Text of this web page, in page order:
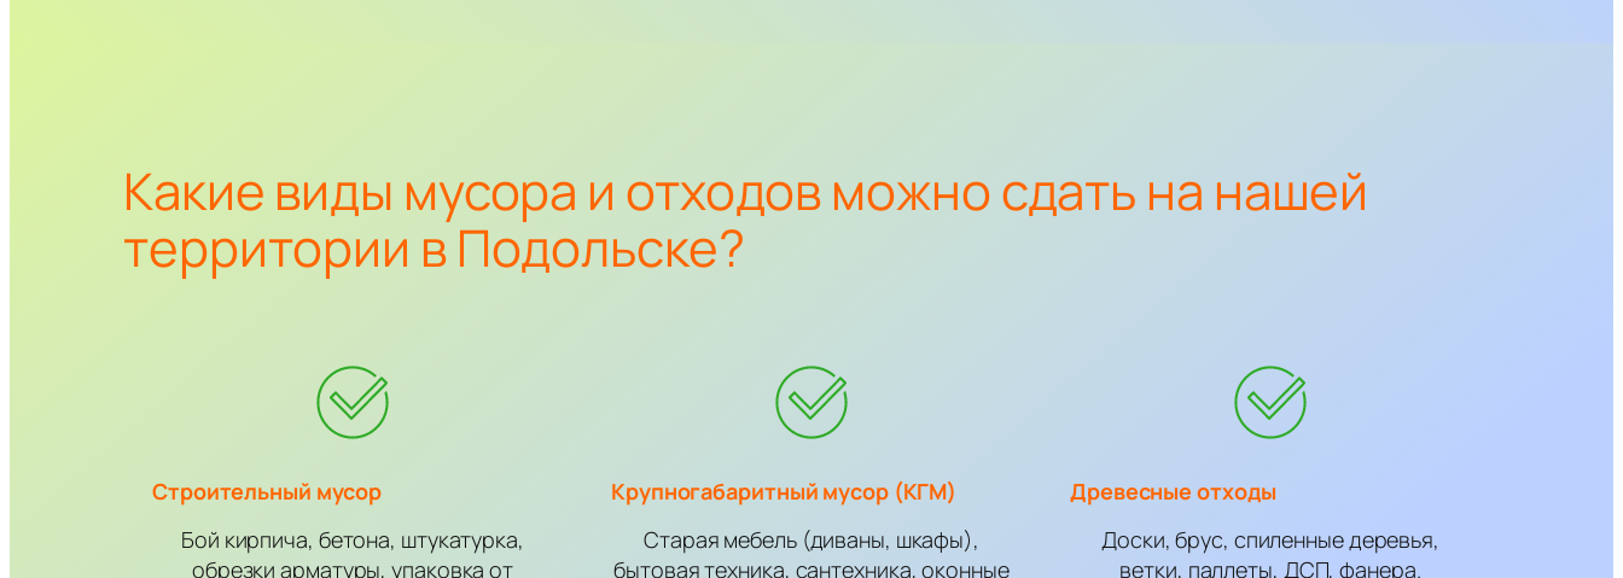
Какие виды мусора и отходов можно сдать на нашей
территории в Подольске?
Строительный мусор
Бой кирпича, бетона, штукатурка,
обрезки арматуры, упаковка от
Крупногабаритный мусор (КГМ)
Старая мебель (диваны, шкафы),
бытовая техника, сантехника, оконные
Древесные отходы
Доски, брус, спиленные деревья,
ветки, паллеты, ДСП, фанера.